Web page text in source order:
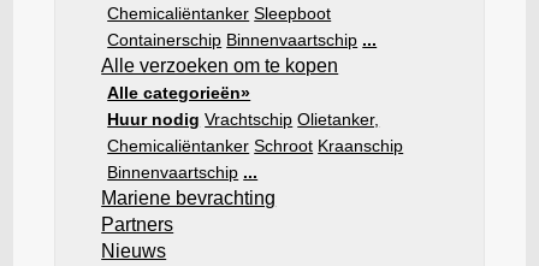
Chemicaliëntanker Sleepboot
Containerschip Binnenvaartschip ...
Alle verzoeken om te kopen
Alle categorieën»
Huur nodig Vrachtschip Olietanker,
Chemicaliëntanker Schroot Kraanschip
Binnenvaartschip ...
Mariene bevrachting
Partners
Nieuws